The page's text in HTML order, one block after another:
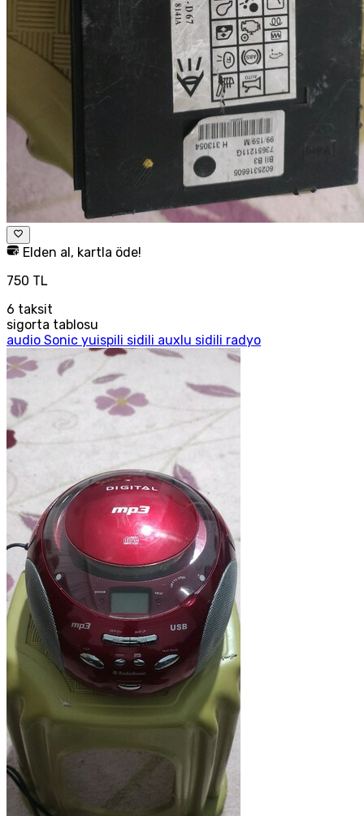
Elden al, kartla öde!
750 TL
6 taksit
sigorta tablosu
audio Sonic yuispili sidili auxlu sidili radyo